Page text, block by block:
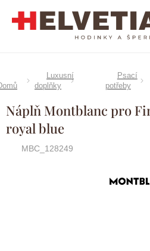
Luxusní
doplňky
Psací
potřeby
Náplň Montblanc pro
royal blue
MBC_128249
Značka: